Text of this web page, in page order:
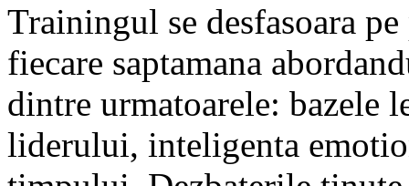
Trainingul se desfasoara
fiecare saptamana
dintre urmatoarele: bazele
liderului, inteligenta